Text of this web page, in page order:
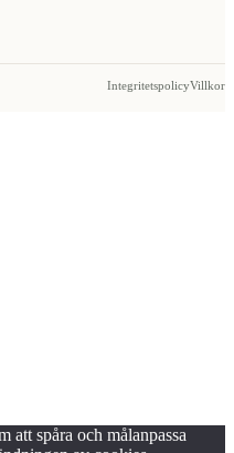
IntegritetspolicyVillkor
att spåra och målanpassa